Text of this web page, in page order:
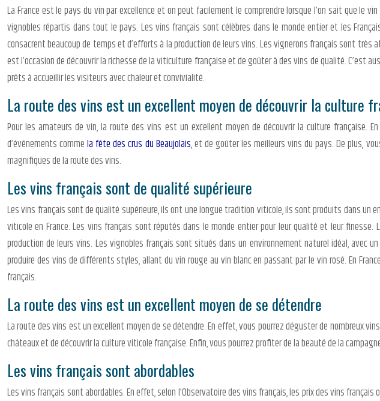
La France est le pays du vin par excellence et on peut facilement le comprendre lorsque l’on sait que le
vignobles répartis dans tout le pays. Les vins français sont célèbres dans le monde entier et les
consacrent beaucoup de temps et d’efforts à la production de leurs vins. Les vignerons français sont
est l’occasion de découvrir la richesse de la viticulture française et de goûter à des vins de qualité. C’est
prêts à accueillir les visiteurs avec chaleur et convivialité.
La route des vins est un excellent moyen de découvrir la culture
Pour les amateurs de vin, la route des vins est un excellent moyen de découvrir la culture
d’événements commela fête des crus du Beaujolais, et de goûter les meilleurs vins du pays. De plus,
magnifiques de la route des vins.
Les vins français sont de qualité supérieure
Les vins français sont de qualité supérieure, ils ont une longue tradition viticole, ils sont produits dans
viticole en France. Les vins français sont réputés dans le monde entier pour leur qualité et leur
production de leurs vins. Les vignobles français sont situés dans un environnement naturel idéal, avec
produire des vins de différents styles, allant du vin rouge au vin blanc en passant par le vin rosé. En
français.
La route des vins est un excellent moyen de se détendre
La route des vins est un excellent moyen de se détendre. En effet, vous pourrez déguster de nombreux
châteaux et de découvrir la culture viticole française. Enfin, vous pourrez profiter de la beauté de la
Les vins français sont abordables
Les vins français sont abordables. En effet, selon l’Observatoire des vins français, les prix des vins